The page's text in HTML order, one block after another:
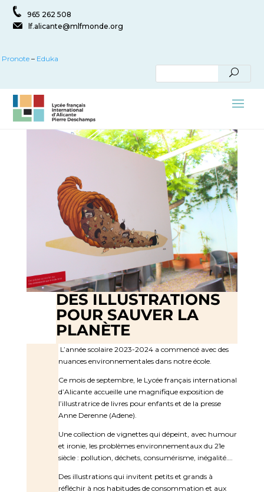
965 262 508
lf.alicante@mlfmonde.org
Pronote – Eduka
DES ILLUSTRATIONS
POUR SAUVER LA
PLANÈTE
L’année scolaire 2023-2024 a commencé avec des
nuances environnementales dans notre école.
Ce mois de septembre, le Lycée français international
d’Alicante accueille une magnifique exposition de
l’illustratrice de livres pour enfants et de la presse
Anne Derenne (Adene).
Une collection de vignettes qui dépeint, avec humour
et ironie, les problèmes environnementaux du 21e
siècle : pollution, déchets, consumérisme, inégalité….
Des illustrations qui invitent petits et grands à
réfléchir à nos habitudes de consommation et aux